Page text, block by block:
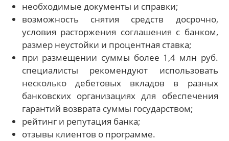
необходимые документы и справки;
возможность снятия средств досрочно,
условия расторжения соглашения с банком,
размер неустойки и процентная ставка;
при размещении суммы более 1,4 млн руб.
специалисты рекомендуют использовать
несколько дебетовых вкладов в разных
банковских организациях для обеспечения
гарантий возврата суммы государством;
рейтинг и репутация банка;
отзывы клиентов о программе.